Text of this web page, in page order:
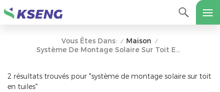
Vous Êtes Dans: / Maison /
Système De Montage Solaire Sur Toit En Tuiles
2 résultats trouvés pour "système de montage solaire sur toit
en tuiles"